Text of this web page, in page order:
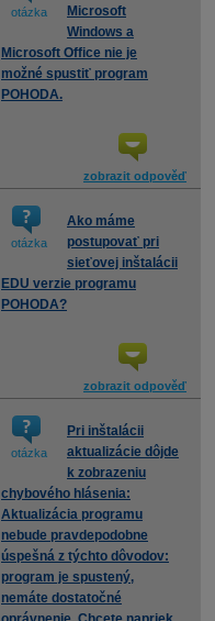
otázka
Microsoft
Windows a
Microsoft Office nie je
možné spustiť program
POHODA.
zobrazit odpověď
otázka
Ako máme
postupovať pri
sieťovej inštalácii
EDU verzie programu
POHODA?
zobrazit odpověď
otázka
Pri inštalácii
aktualizácie dôjde
k zobrazeniu
chybového hlásenia:
Aktualizácia programu
nebude pravdepodobne
úspešná z týchto dôvodov:
program je spustený,
nemáte dostatočné